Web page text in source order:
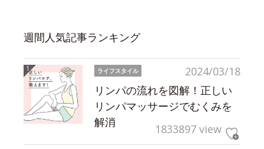
週間人気記事ランキング
2024/03/18
ライフスタイル
リンパの流れを図解！正しい
リンパマッサージでむくみを
解消
1833897 view